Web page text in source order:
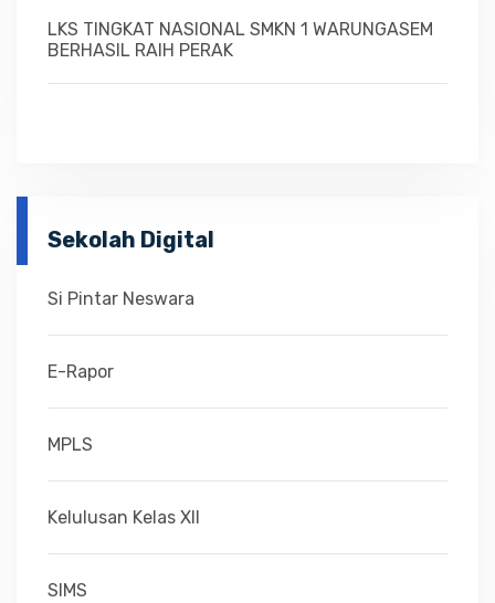
LKS TINGKAT NASIONAL SMKN 1 WARUNGASEM
BERHASIL RAIH PERAK
Sekolah Digital
Si Pintar Neswara
E-Rapor
MPLS
Kelulusan Kelas XII
SIMS